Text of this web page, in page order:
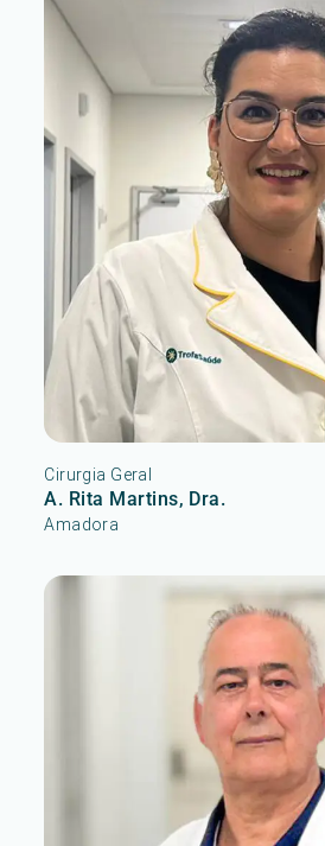
Cirurgia Geral
A. Rita Martins, Dra.
Amadora